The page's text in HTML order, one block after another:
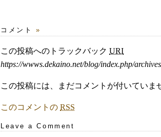
コメント »
この投稿へのトラックバック URI
https://wwws.dekaino.net/blog/index.php/
この投稿には、まだコメントが付いていま
このコメントの RSS
Leave a Comment